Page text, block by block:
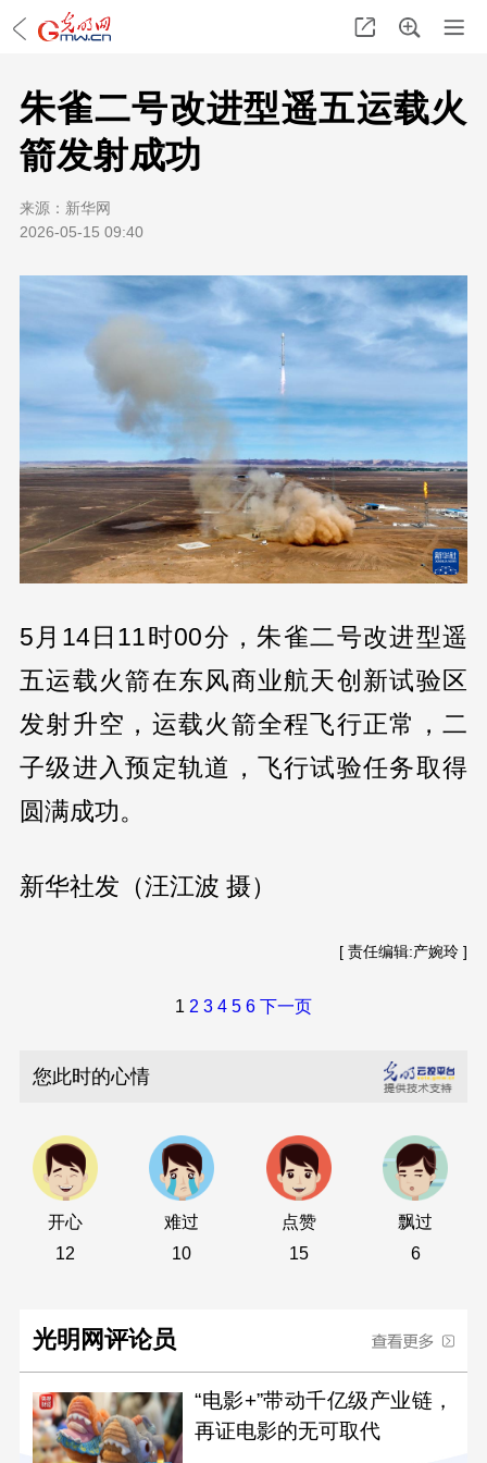
朱雀二号改进型遥五运载火
箭发射成功
来源： 新华网
2026-05-15 09:40
5月14日11时00分，朱雀二号改进型遥
五运载火箭在东风商业航天创新试验区
发射升空，运载火箭全程飞行正常，二
子级进入预定轨道，飞行试验任务取得
圆满成功。
新华社发（汪江波 摄）
[ 责任编辑:产婉玲 ]
1 2 3 4 5 6 下一页
您此时的心情
开心
12
难过
10
点赞
15
飘过
6
光明网评论员
“电影+”带动千亿级产业链，
再证电影的无可取代